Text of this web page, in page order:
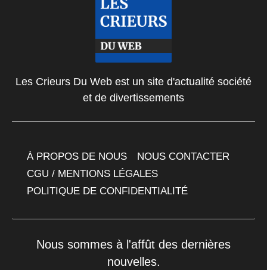
Les Crieurs Du Web est un site d'actualité société
et de divertissements
À PROPOS DE NOUS
NOUS CONTACTER
CGU / MENTIONS LÉGALES
POLITIQUE DE CONFIDENTIALITÉ
Nous sommes à l'affût des dernières
nouvelles.